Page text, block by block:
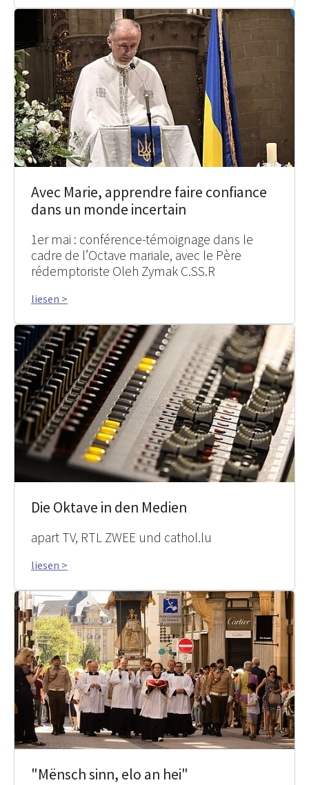
Avec Marie, apprendre faire confiance
dans un monde incertain
1er mai : conférence-témoignage dans le
cadre de l’Octave mariale, avec le Père
rédemptoriste Oleh Zymak C.SS.R
liesen >
Die Oktave in den Medien
apart TV, RTL ZWEE und cathol.lu
liesen >
"Mënsch sinn, elo an hei"